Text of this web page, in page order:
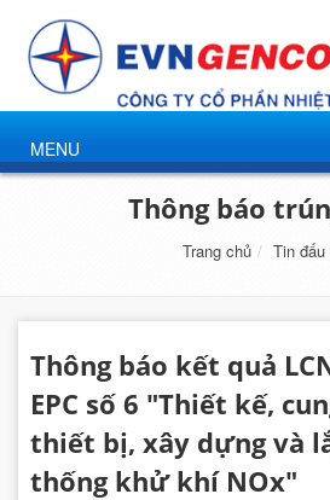
MENU
Thông báo
Trang chủ Tin đấu
Thông báo kết quả
EPC số 6 "Thiết kế,
thiết bị, xây dựng và
thống khử khí NOx"